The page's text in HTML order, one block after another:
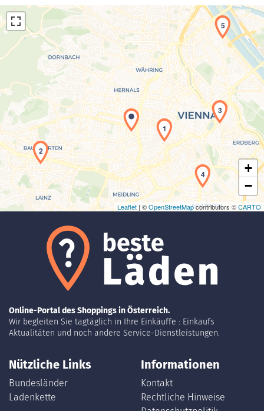
Laden der Karte...
1
2
3
4
5
+
−
Leaflet | ©OpenStreetMapcontributors ©CARTO
Online-Portal des Shoppings in Österreich.
Wir begleiten Sie tagtäglich in Ihre Einkäuffe : Einkaufs
Aktualitäten und noch andere Service-Dienstleistungen.
Nützliche Links
Bundesländer
Ladenkette
Informationen
Kontakt
Rechtliche Hinweise